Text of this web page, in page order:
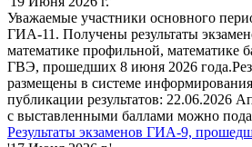
Уважаемые участники основного
ГИА-11. Получены результаты
математике профильной, математике
ГВЭ, прошедших 8 июня 2026
размещены в системе
публикации результатов: 22.06.2026
с выставленными баллами можно
Результаты экзаменов ГИА-9,